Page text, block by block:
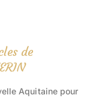
de
Aquitaine pour